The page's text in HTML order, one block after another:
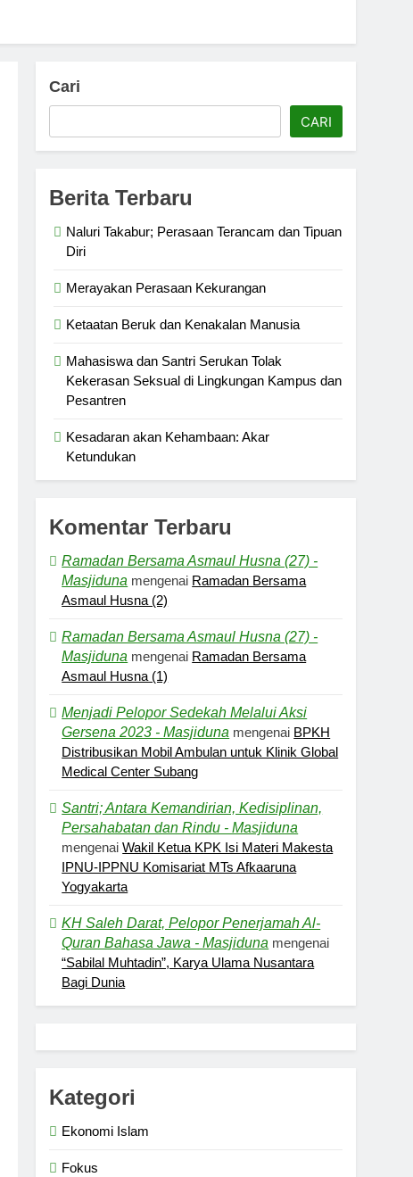
Cari
CARI
Berita Terbaru
Naluri Takabur; Perasaan Terancam dan Tipuan
Diri
Merayakan Perasaan Kekurangan
Ketaatan Beruk dan Kenakalan Manusia
Mahasiswa dan Santri Serukan Tolak
Kekerasan Seksual di Lingkungan Kampus dan
Pesantren
Kesadaran akan Kehambaan: Akar
Ketundukan
Komentar Terbaru
Ramadan Bersama Asmaul Husna (27) -
Masjiduna mengenai Ramadan Bersama
Asmaul Husna (2)
Ramadan Bersama Asmaul Husna (27) -
Masjiduna mengenai Ramadan Bersama
Asmaul Husna (1)
Menjadi Pelopor Sedekah Melalui Aksi
Gersena 2023 - Masjiduna mengenai BPKH
Distribusikan Mobil Ambulan untuk Klinik Global
Medical Center Subang
Santri; Antara Kemandirian, Kedisiplinan,
Persahabatan dan Rindu - Masjiduna
mengenaiWakil Ketua KPK Isi Materi Makesta
IPNU-IPPNU Komisariat MTs Afkaaruna
Yogyakarta
KH Saleh Darat, Pelopor Penerjamah Al-
Quran Bahasa Jawa - Masjiduna mengenai
“Sabilal Muhtadin”, Karya Ulama Nusantara
Bagi Dunia
Kategori
Ekonomi Islam
Fokus